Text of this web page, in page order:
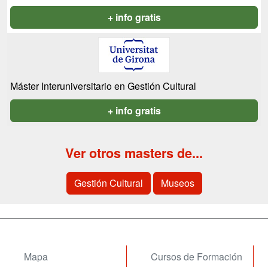
+ info gratis
Máster Interuniversitario en Gestión Cultural
+ info gratis
Ver otros masters de...
Gestión Cultural Museos
Mapa
Cursos de Formación